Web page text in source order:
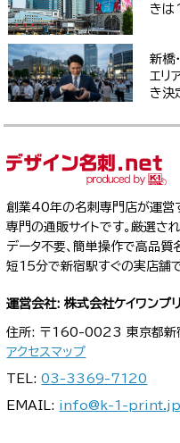
きは
新橋
エリ
き決
創業40年の名刺専門店が運営
専門の通販サイトです。厳選さ
データ不要、簡単操作で高品
短15分で新宿駅すぐの実店舗
運営会社: 株式会社ケイワンプ
住所: 〒160-0023 東京都
アクセスマップ
TEL:03-3369-7120
EMAIL: info@k-1-print.jp